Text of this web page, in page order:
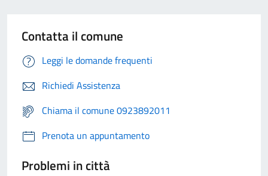
Contatta il comune
Leggi le domande frequenti
Richiedi Assistenza
Chiama il comune 0923892011
Prenota un appuntamento
Problemi in città